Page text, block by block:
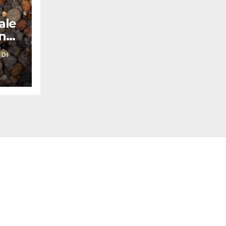
DI